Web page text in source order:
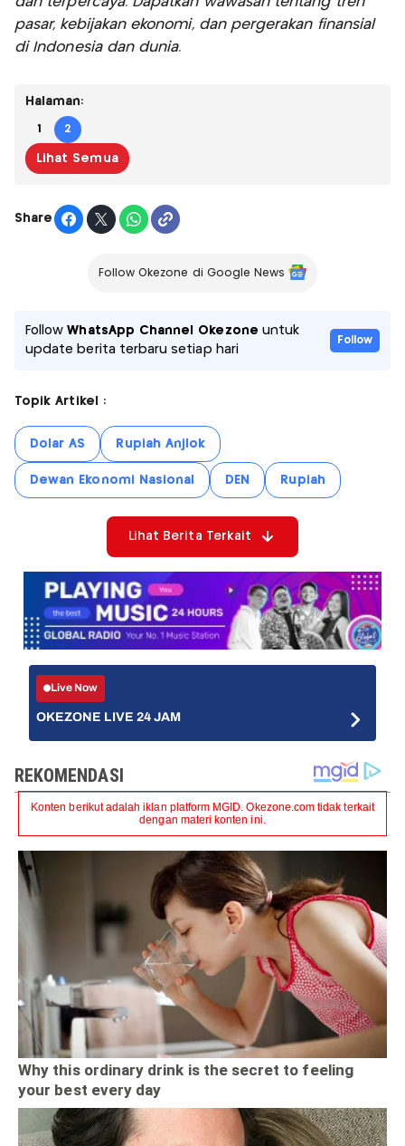
pasar, kebijakan ekonomi, dan pergerakan finansial
di Indonesia dan dunia.
Halaman:
1 2
Lihat Semua
Share
Follow Okezone di Google News
FollowWhatsApp Channel Okezone untuk
update berita terbaru setiap hari
Follow
Topik Artikel :
Dolar AS Rupiah Anjlok
Dewan Ekonomi Nasional DEN Rupiah
Lihat Berita Terkait
Live Now
OKEZONE LIVE 24 JAM